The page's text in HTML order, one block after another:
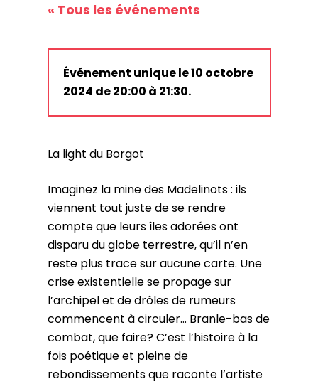
« Tous les événements
Événement unique le 10 octobre
2024 de 20:00 à 21:30.
La light du Borgot
Imaginez la mine des Madelinots : ils
viennent tout juste de se rendre
compte que leurs îles adorées ont
disparu du globe terrestre, qu’il n’en
reste plus trace sur aucune carte. Une
crise existentielle se propage sur
l’archipel et de drôles de rumeurs
commencent à circuler… Branle-bas de
combat, que faire? C’est l’histoire à la
fois poétique et pleine de
rebondissements que raconte l’artiste